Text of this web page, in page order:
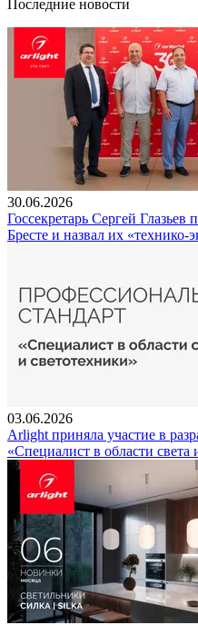
Последние новости
30.06.2026
Госсекретарь Сергей Глазьев
Бресте и назвал их
03.06.2026
Arlight приняла участие в
«Специалист в области света